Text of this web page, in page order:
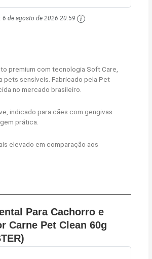
6 de agosto de 2026 20:59
premium com tecnologia Soft Care,
pets sensíveis. Fabricado pela Pet
no mercado brasileiro.
indicado para cães com gengivas
prática.
elevado em comparação aos
Para Cachorro e
Carne Pet Clean 60g